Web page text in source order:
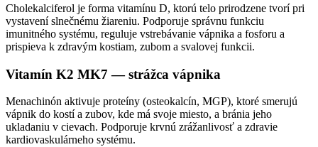
Cholekalciferol je forma vitamínu D, ktorú telo prirodzene tvorí pri
vystavení slnečnému žiareniu. Podporuje správnu funkciu
imunitného systému, reguluje vstrebávanie vápnika a fosforu a
prispieva k zdravým kostiam, zubom a svalovej funkcii.
Vitamín K2 MK7 — strážca vápnika
Menachinón aktivuje proteíny (osteokalcín, MGP), ktoré smerujú
vápnik do kostí a zubov, kde má svoje miesto, a bránia jeho
ukladaniu v cievach. Podporuje krvnú zrážanlivosť a zdravie
kardiovaskulárneho systému.